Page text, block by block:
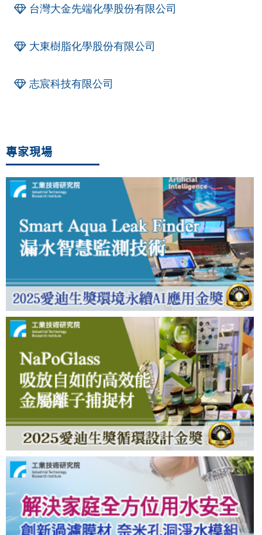
台灣大金先端化學股份有限公司
大東樹脂化學股份有限公司
志宸科技有限公司
專家現場